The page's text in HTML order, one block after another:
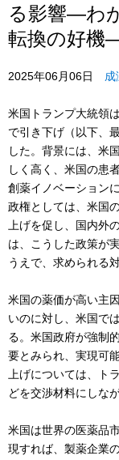
る影響―わ
転換の好機
2025年06月06日 成
米国トランプ大統領
で引き下げ（以下、
した。背景には、米
しく高く、米国の患
創薬イノベーション
政権としては、米国
上げを促し、国内外
は、こうした政策が
うえで、求められる
米国の薬価が高い主
いのに対し、米国で
る。米国政府が強制
要とみられ、実現可
上げについては、ト
どを交渉材料にしな
米国は世界の医薬品
現すれば、製薬企業